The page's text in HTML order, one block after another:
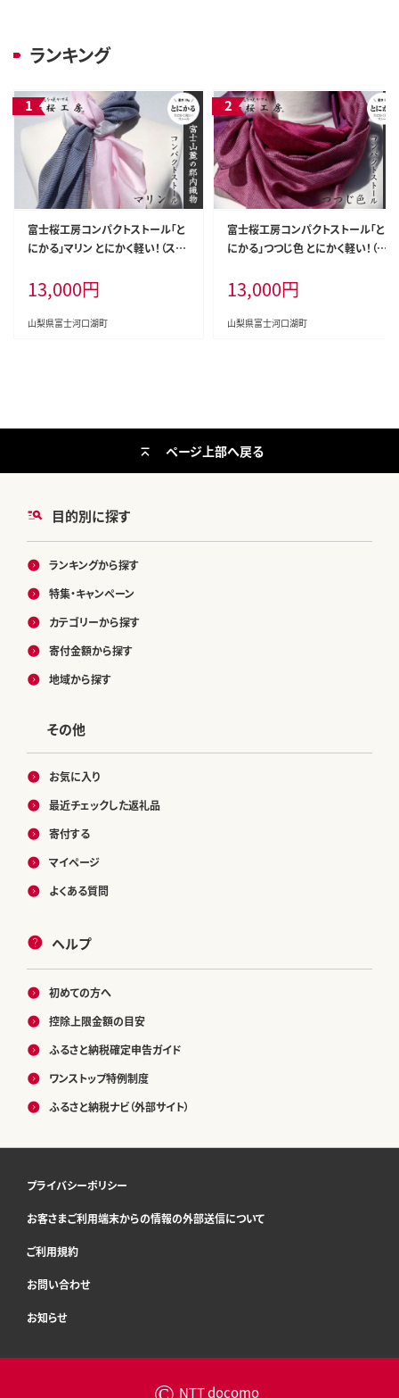
ランキング
富士桜工房コンパクトストール「と
にかる」マリン とにかく軽い！（スカ
13,000円
山梨県富士河口湖町
富士桜工房コンパクトストール「と
にかる」つつじ色 とにかく軽い！（ス
13,000円
山梨県富士河口湖町
目的別に探す
ランキングから探す
特集・キャンペーン
カテゴリーから探す
寄付金額から探す
地域から探す
その他
お気に入り
最近チェックした返礼品
寄付する
マイページ
よくある質問
ヘルプ
初めての方へ
控除上限金額の目安
ふるさと納税確定申告ガイド
ワンストップ特例制度
ふるさと納税ナビ（外部サイト）
ページ上部へ戻る
プライバシーポリシー
お客さまご利用端末からの情報の外部送信について
ご利用規約
お問い合わせ
お知らせ
NTT docomo